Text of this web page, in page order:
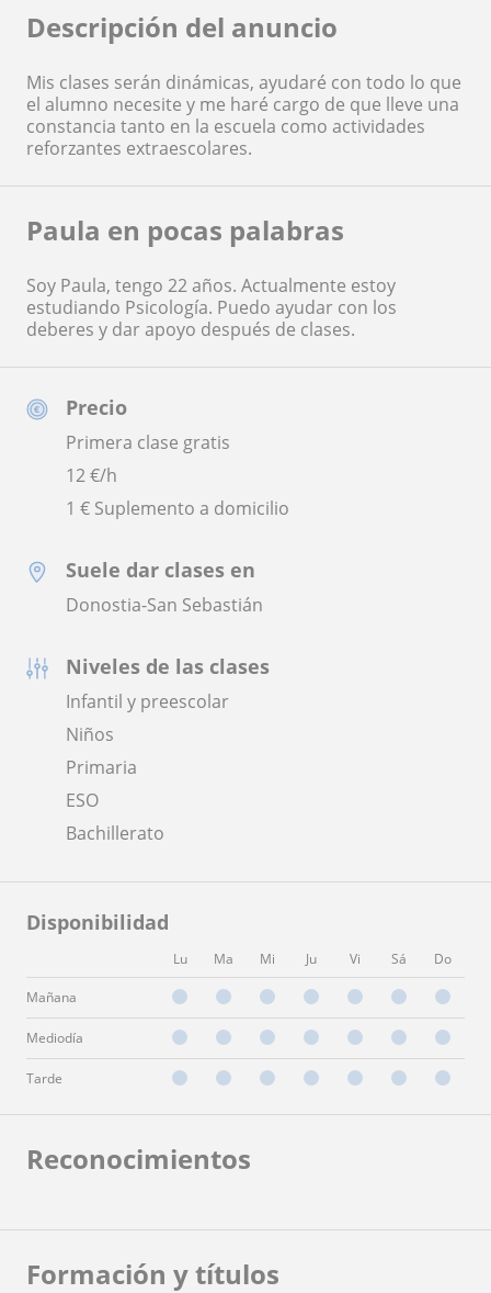
Precio
Primera clase gratis
12€/h
1 € Suplemento a domicilio
Suele dar clases en
Donostia-San Sebastián
Niveles de las clases
Infantil y preescolar
Niños
Primaria
ESO
Bachillerato
Disponibilidad
Lu Ma Mi Ju Vi Sá Do
Mañana
Mediodía
Tarde
Descripción del anuncio
Mis clases serán dinámicas, ayudaré con todo lo que
el alumno necesite y me haré cargo de que lleve una
constancia tanto en la escuela como actividades
reforzantes extraescolares.
Paula en pocas palabras
Soy Paula, tengo 22 años. Actualmente estoy
estudiando Psicología. Puedo ayudar con los
deberes y dar apoyo después de clases.
Reconocimientos
Formación y títulos